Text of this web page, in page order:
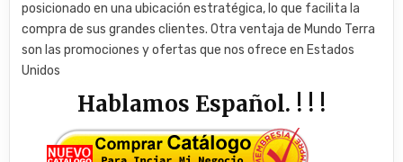
posicionado en una ubicación estratégica, lo que facilita la
compra de sus grandes clientes. Otra ventaja de Mundo Terra
son las promociones y ofertas que nos ofrece en Estados
Unidos
Hablamos Español. ! ! !